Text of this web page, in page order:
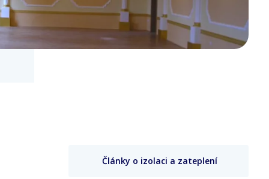
Články o izolaci a zateplení